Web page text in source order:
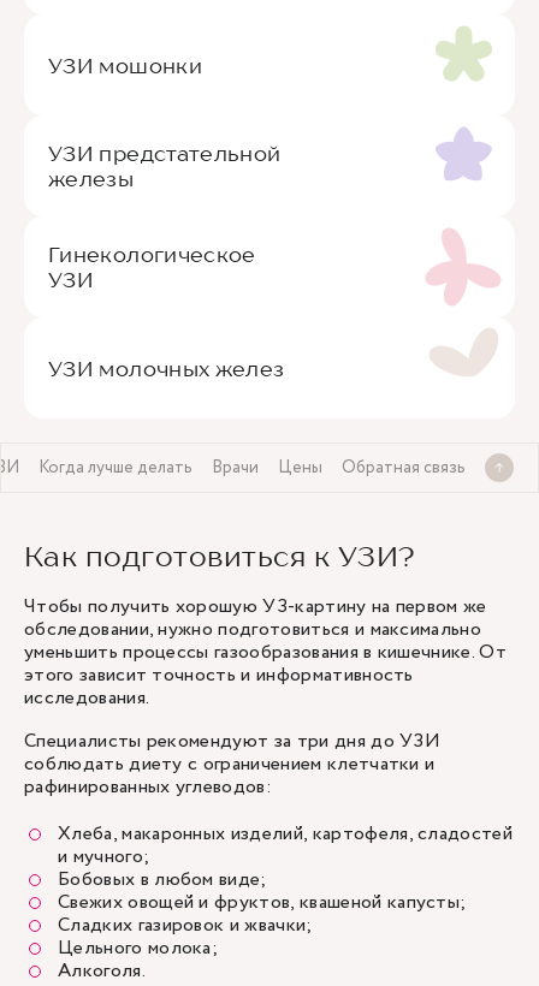
УЗИ мошонки
УЗИ предстательной
железы
Гинекологическое
УЗИ
УЗИ молочных желез
Когда лучше делать Врачи Цены Обратная связь
Как подготовиться к УЗИ?
Чтобы получить хорошую УЗ-картину на первом же
обследовании, нужно подготовиться и максимально
уменьшить процессы газообразования в кишечнике. От
этого зависит точность и информативность
исследования.
Специалисты рекомендуют за три дня до УЗИ
соблюдать диету с ограничением клетчатки и
рафинированных углеводов:
Хлеба, макаронных изделий, картофеля, сладостей
и мучного;
Бобовых в любом виде;
Свежих овощей и фруктов, квашеной капусты;
Сладких газировок и жвачки;
Цельного молока;
Алкоголя.